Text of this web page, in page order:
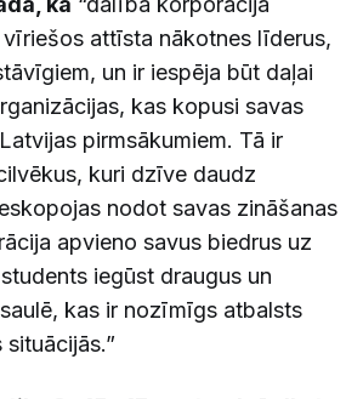
attīsta nākotnes līderus,
un ir iespēja būt daļai
kas kopusi savas
pirmsākumiem. Tā ir
kuri dzīve daudz
nodot savas zināšanas
apvieno savus biedrus uz
iegūst draugus un
kas ir nozīmīgs atbalsts